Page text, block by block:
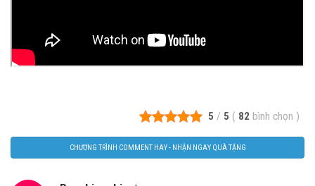
5 / 5 ( 82 bình chọn )
CHƯƠNG TRÌNH COMMENT HAY - NHẬN NGAY QUÀ TẶNG